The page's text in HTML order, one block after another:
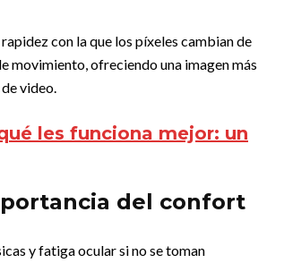
con la que los píxeles cambian de
movimiento, ofreciendo una imagen más
video.
les funciona mejor: un
del confort
y fatiga ocular si no se toman